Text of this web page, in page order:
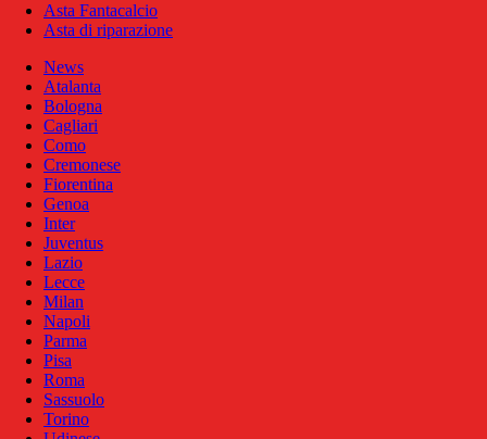
Asta Fantacalcio
Asta di riparazione
News
Atalanta
Bologna
Cagliari
Como
Cremonese
Fiorentina
Genoa
Inter
Juventus
Lazio
Lecce
Milan
Napoli
Parma
Pisa
Roma
Sassuolo
Torino